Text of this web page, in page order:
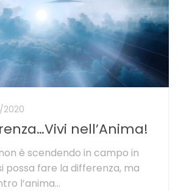
2020
nell’Anima!
è scendendo in campo in
possa fare la differenza, ma
l’anima…